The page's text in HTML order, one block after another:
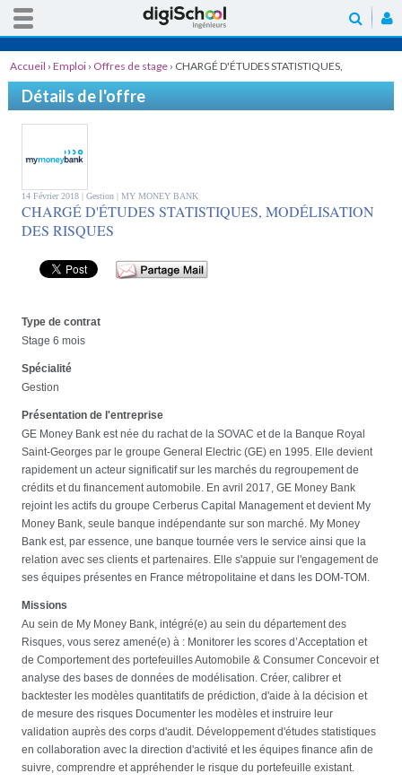
Accueil › Emploi › Offres de stage › CHARGÉ D'ÉTUDES STATISTIQUES,
MODÉLISATION DES RISQUES
Détails de l'offre
14 Février 2018 | Gestion | MY MONEY BANK
CHARGÉ D'ÉTUDES STATISTIQUES, MODÉLISATION
DES RISQUES
Type de contrat
Stage 6 mois
Spécialité
Gestion
Présentation de l'entreprise
GE Money Bank est née du rachat de la SOVAC et de la Banque Royal
Saint-Georges par le groupe General Electric (GE) en 1995. Elle devient
rapidement un acteur significatif sur les marchés du regroupement de
crédits et du financement automobile. En avril 2017, GE Money Bank
rejoint les actifs du groupe Cerberus Capital Management et devient My
Money Bank, seule banque indépendante sur son marché. My Money
Bank est, par essence, une banque tournée vers le service ainsi que la
relation avec ses clients et partenaires. Elle s'appuie sur l'engagement de
ses équipes présentes en France métropolitaine et dans les DOM-TOM.
Missions
Au sein de My Money Bank, intégré(e) au sein du département des
Risques, vous serez amené(e) à : Monitorer les scores d’Acceptation et
de Comportement des portefeuilles Automobile & Consumer Concevoir et
analyse des bases de données de modélisation. Créer, calibrer et
backtester les modèles quantitatifs de prédiction, d'aide à la décision et
de mesure des risques Documenter les modèles et instruire leur
validation auprès des corps d'audit. Développement d'études statistiques
en collaboration avec la direction d'activité et les équipes finance afin de
suivre, comprendre et appréhender le risque du portefeuille existant.